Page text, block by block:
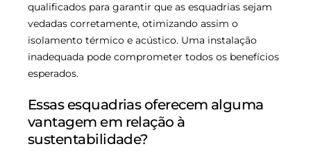
qualificados para garantir que as esquadrias sejam
vedadas corretamente, otimizando assim o
isolamento térmico e acústico. Uma instalação
inadequada pode comprometer todos os benefícios
esperados.
Essas esquadrias oferecem alguma
vantagem em relação à
sustentabilidade?